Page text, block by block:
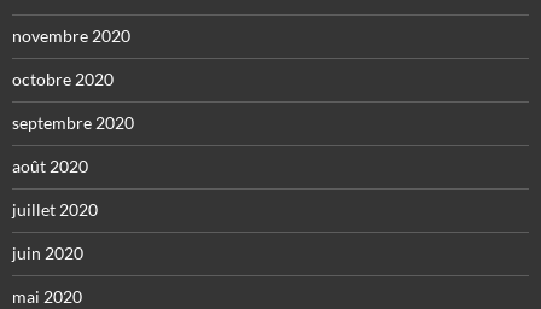
novembre 2020
octobre 2020
septembre 2020
août 2020
juillet 2020
juin 2020
mai 2020